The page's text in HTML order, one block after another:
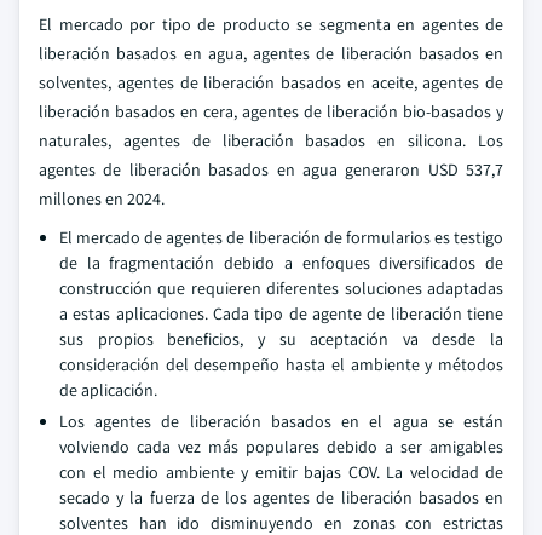
El mercado por tipo de producto se segmenta en agentes de
liberación basados en agua, agentes de liberación basados en
solventes, agentes de liberación basados en aceite, agentes de
liberación basados en cera, agentes de liberación bio-basados y
naturales, agentes de liberación basados en silicona. Los
agentes de liberación basados en agua generaron USD 537,7
millones en 2024.
El mercado de agentes de liberación de formularios es testigo
de la fragmentación debido a enfoques diversificados de
construcción que requieren diferentes soluciones adaptadas
a estas aplicaciones. Cada tipo de agente de liberación tiene
sus propios beneficios, y su aceptación va desde la
consideración del desempeño hasta el ambiente y métodos
de aplicación.
Los agentes de liberación basados en el agua se están
volviendo cada vez más populares debido a ser amigables
con el medio ambiente y emitir bajas COV. La velocidad de
secado y la fuerza de los agentes de liberación basados en
solventes han ido disminuyendo en zonas con estrictas